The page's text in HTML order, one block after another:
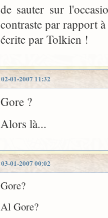
de sauter sur
contraste par rapport
écrite par Tolkien !
02-01-2007 11:32
Gore ?
Alors là...
03-01-2007 00:02
Gore?
Al Gore?